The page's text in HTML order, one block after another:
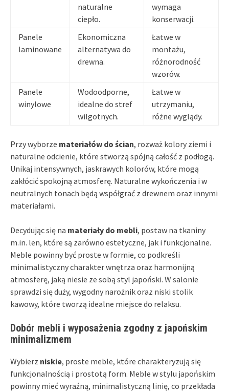
naturalne
ciepło.
wymaga
konserwacji.
Panele
laminowane
Ekonomiczna
alternatywa do
drewna.
Łatwe w
montażu,
różnorodność
wzorów.
Panele
winylowe
Wodoodporne,
idealne do stref
wilgotnych.
Łatwe w
utrzymaniu,
różne wyglądy.
Przy wyborze materiałów do ścian, rozważ kolory ziemi i
naturalne odcienie, które stworzą spójną całość z podłogą.
Unikaj intensywnych, jaskrawych kolorów, które mogą
zakłócić spokojną atmosferę. Naturalne wykończenia i w
neutralnych tonach będą współgrać z drewnem oraz innymi
materiałami.
Decydując się na materiały do mebli, postaw na tkaniny
m.in. len, które są zarówno estetyczne, jak i funkcjonalne.
Meble powinny być proste w formie, co podkreśli
minimalistyczny charakter wnętrza oraz harmonijną
atmosferę, jaką niesie ze sobą styl japoński. W salonie
sprawdzi się duży, wygodny narożnik oraz niski stolik
kawowy, które tworzą idealne miejsce do relaksu.
Dobór mebli i wyposażenia zgodny z japońskim
minimalizmem
Wybierz niskie, proste meble, które charakteryzują się
funkcjonalnością i prostotą form. Meble w stylu japońskim
powinny mieć wyraźną, minimalistyczną linię, co przekłada